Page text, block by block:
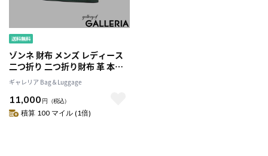
ゾンネ 財布 メンズ レディース
二つ折り 二つ折り財布 革 本革
羊革 シープレザー ブランド
SONNE コンパクト 小銭入れ付
小銭入れあり おしゃれ 薄型 ス
リム SCHAF マルチコンパクト
ギャレリア Bag＆Luggage
11,000 円 （税込）
積算 100 マイル (1倍)